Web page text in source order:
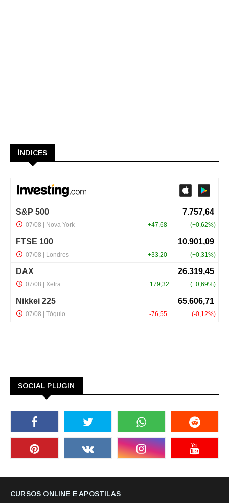
ÍNDICES
SOCIAL PLUGIN
CURSOS ONLINE E APOSTILAS